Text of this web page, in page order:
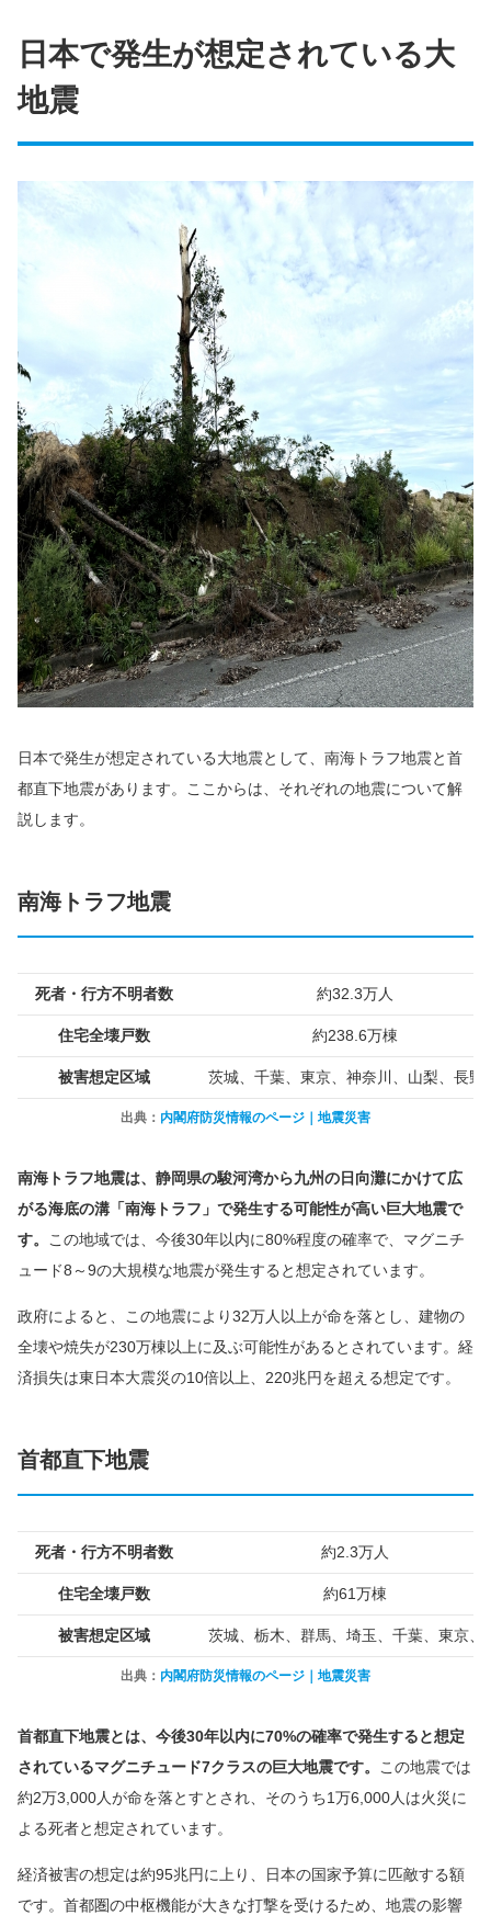
日本で発生が想定されている大
地震
日本で発生が想定されている大地震として、南海トラフ地震と首
都直下地震があります。ここからは、それぞれの地震について解
説します。
南海トラフ地震
死者・行方不明者数 約32.3万人
住宅全壊戸数 約238.6万棟
被害想定区域 茨城、千葉、東京、神奈川、山梨、長
出典： 内閣府防災情報のページ｜地震災害
南海トラフ地震は、静岡県の駿河湾から九州の日向灘にかけて広
がる海底の溝「南海トラフ」で発生する可能性が高い巨大地震で
す。
この地域では、今後30年以内に80%程度の確率で、マグニチ
ュード8～9の大規模な地震が発生すると想定されています。
政府によると、この地震により32万人以上が命を落とし、建物の
全壊や焼失が230万棟以上に及ぶ可能性があるとされています。経
済損失は東日本大震災の10倍以上、220兆円を超える想定です。
首都直下地震
死者・行方不明者数 約2.3万人
住宅全壊戸数 約61万棟
被害想定区域 茨城、栃木、群馬、埼玉、千葉、東京
出典： 内閣府防災情報のページ｜地震災害
首都直下地震とは、今後30年以内に70%の確率で発生すると想定
されているマグニチュード7クラスの巨大地震です。
この地震では
約2万3,000人が命を落とすとされ、そのうち1万6,000人は火災に
よる死者と想定されています。
経済被害の想定は約95兆円に上り、日本の国家予算に匹敵する額
です。首都圏の中枢機能が大きな打撃を受けるため、地震の影響